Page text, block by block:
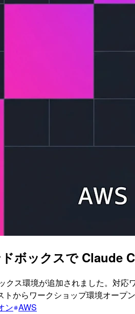
ボックスで Claude
ス環境が追加されました。対
からワークショップ環境オープ
ン AWS